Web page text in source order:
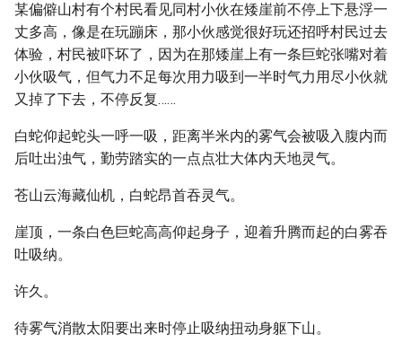
某偏僻山村有个村民看见同村小伙在矮崖前不停上下悬浮一
丈多高，像是在玩蹦床，那小伙感觉很好玩还招呼村民过去
体验，村民被吓坏了，因为在那矮崖上有一条巨蛇张嘴对着
小伙吸气，但气力不足每次用力吸到一半时气力用尽小伙就
又掉了下去，不停反复……
白蛇仰起蛇头一呼一吸，距离半米内的雾气会被吸入腹内而
后吐出浊气，勤劳踏实的一点点壮大体内天地灵气。
苍山云海藏仙机，白蛇昂首吞灵气。
崖顶，一条白色巨蛇高高仰起身子，迎着升腾而起的白雾吞
吐吸纳。
许久。
待雾气消散太阳要出来时停止吸纳扭动身躯下山。